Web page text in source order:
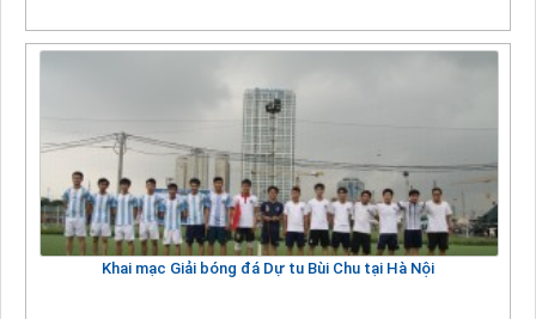
Khai mạc Giải bóng đá Dự tu Bùi Chu tại Hà Nội